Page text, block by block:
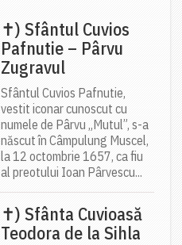
✝) Sfântul Cuvios
Pafnutie – Pârvu
Zugravul
Sfântul Cuvios Pafnutie,
vestit iconar cunoscut cu
numele de Pârvu „Mutul”, s-a
născut în Câmpulung Muscel,
la 12 octombrie 1657, ca fiu
al preotului Ioan Pârvescu...
✝) Sfânta Cuvioasă
Teodora de la Sihla